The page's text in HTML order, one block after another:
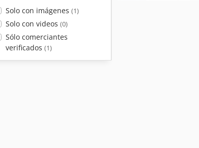
Solo con imágenes (1)
Solo con videos (0)
Sólo comerciantes
verificados (1)